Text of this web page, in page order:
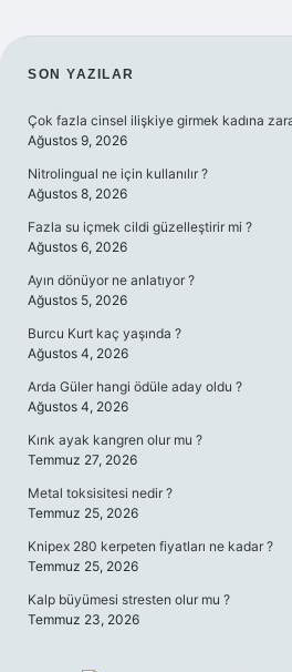
SIDEBAR
SON YAZILAR
Çok fazla cinsel ilişkiye girmek kadına
Ağustos 9, 2026
Nitrolingual ne için kullanılır ?
Ağustos 8, 2026
Fazla su içmek cildi güzelleştirir mi ?
Ağustos 6, 2026
Ayın dönüyor ne anlatıyor ?
Ağustos 5, 2026
Burcu Kurt kaç yaşında ?
Ağustos 4, 2026
Arda Güler hangi ödüle aday oldu ?
Ağustos 4, 2026
Kırık ayak kangren olur mu ?
Temmuz 27, 2026
Metal toksisitesi nedir ?
Temmuz 25, 2026
Knipex 280 kerpeten fiyatları ne kadar ?
Temmuz 25, 2026
Kalp büyümesi stresten olur mu ?
Temmuz 23, 2026